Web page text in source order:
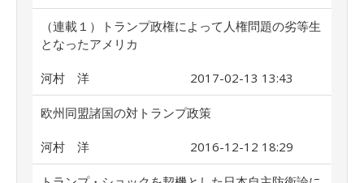
（連載１）トランプ政権によって人権問題の劣等生
となったアメリカ
河村 洋 2017-02-13 13:43
欧州同盟諸国の対トランプ政策
河村 洋 2016-12-12 18:29